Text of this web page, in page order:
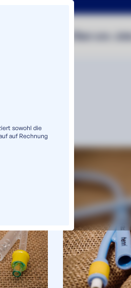
Über uns Jobs
sowohl die
auf Rechnung